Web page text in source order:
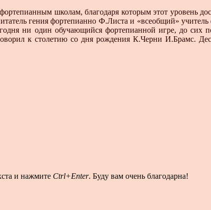
школам, благодаря которым этот уровень
гения фортепианно Ф.Листа и «всеобщий»
ни один обучающийся фортепианной игре, до сих
к столетию со дня рождения К.Черни И.Брамс.
и нажмите Ctrl+Enter. Буду вам очень благодарна!